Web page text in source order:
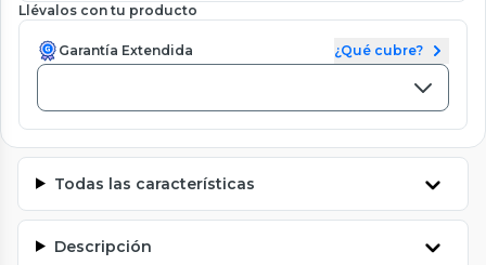
Llévalos con tu producto
Garantía Extendida ¿Qué cubre?
Todas las características
Descripción